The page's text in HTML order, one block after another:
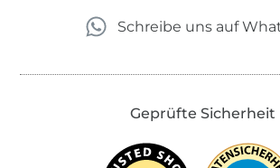
Schreibe uns auf
Geprüfte Sicherheit